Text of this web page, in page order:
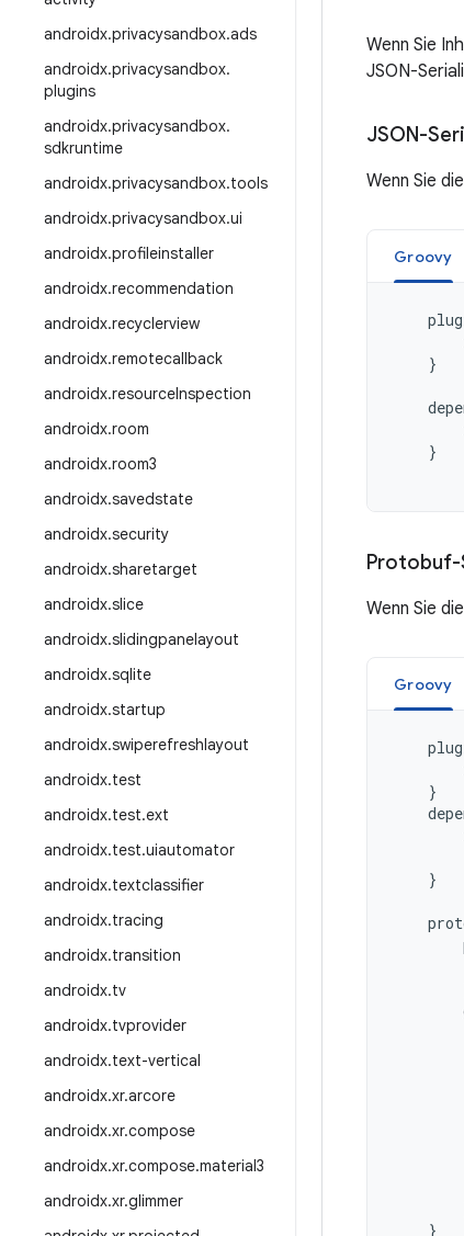
androidx.privacysandbox.ads
androidx.privacysandbox.
plugins
androidx.privacysandbox.
sdkruntime
androidx.privacysandbox.tools
androidx.privacysandbox.ui
androidx.profileinstaller
androidx.recommendation
androidx.recyclerview
androidx.remotecallback
androidx.resourceInspection
androidx.room
androidx.room3
androidx.savedstate
androidx.security
androidx.sharetarget
androidx.slice
androidx.slidingpanelayout
androidx.sqlite
androidx.startup
androidx.swiperefreshlayout
androidx.test
androidx.test.ext
androidx.test.uiautomator
androidx.textclassifier
androidx.tracing
androidx.transition
androidx.tv
androidx.tvprovider
androidx.text-vertical
androidx.xr.arcore
androidx.xr.compose
androidx.xr.compose.material3
androidx.xr.glimmer
Wenn Sie
JSON-
JSON-
Wenn Sie
Groovy
}
}
Protobuf-
Wenn Sie
Groovy
}
}
}